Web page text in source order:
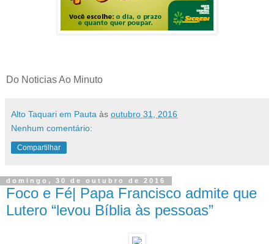
Do Noticias Ao Minuto
Alto Taquari em Pauta às outubro 31, 2016
Nenhum comentário:
Compartilhar
domingo, 30 de outubro de 2016
Foco e Fé| Papa Francisco admite que
Lutero “levou Bíblia às pessoas”